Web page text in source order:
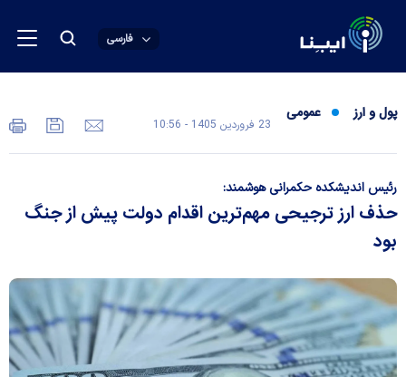
فارسی
پول و ارز عمومی
23 فروردين 1405 - 10:56
رئیس اندیشکده حکمرانی هوشمند:
حذف ارز ترجیحی مهم‌ترین اقدام دولت پیش از جنگ
بود